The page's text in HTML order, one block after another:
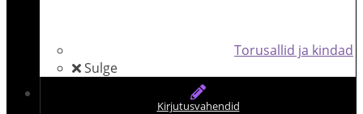
Torusallid ja kindad
Sulge
Kirjutusvahendid